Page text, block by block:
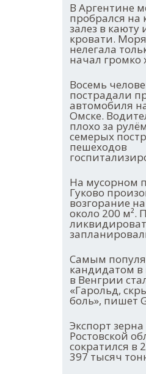
В Аргентине
пробрался на
залез в каюту
кровати.
нелегала
начал громко
Восемь
пострадали
автомобиля
Омске.
плохо за
семерых
пешеходов
На мусорном
Гуково
возгорание
около 200 м².
Самым
кандидатом
в Венгрии
«Гарольд,
боль», пишет
Экспорт зерна
Ростовской
сократился в
397 тысяч